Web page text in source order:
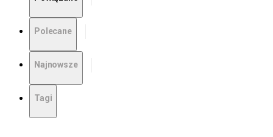
Polecane
Najnowsze
Tagi